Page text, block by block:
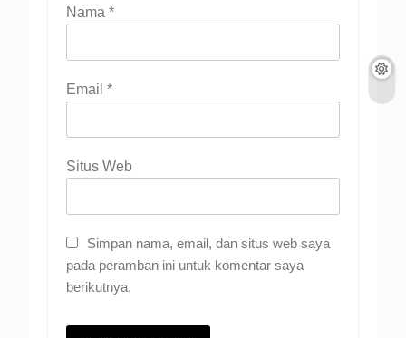
Nama *
Email *
Situs Web
Simpan nama, email, dan situs web saya
pada peramban ini untuk komentar saya
berikutnya.